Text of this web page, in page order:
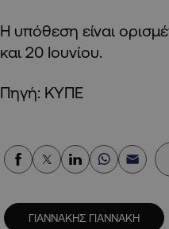
Η υπόθεση είναι
και 20 Ιουνίου.
Πηγή: ΚΥΠΕ
ΓΙΑΝΝΑΚΗΣ ΓΙΑΝΝΑΚΗ